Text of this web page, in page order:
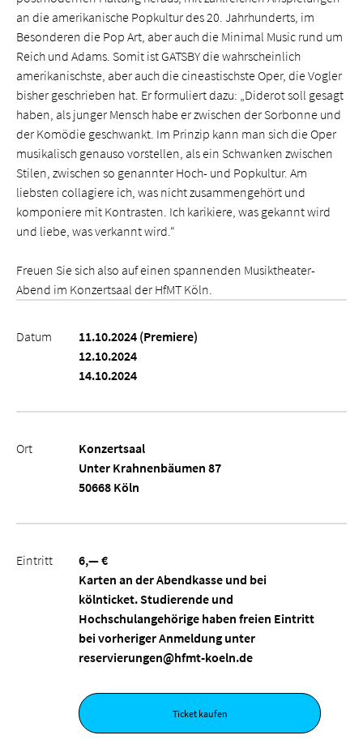
an die amerikanische Popkultur des 20. Jahrhunderts, im
Besonderen die Pop Art, aber auch die Minimal Music rund um
Reich und Adams. Somit ist GATSBY die wahrscheinlich
amerikanischste, aber auch die cineastischste Oper, die Vogler
bisher geschrieben hat. Er formuliert dazu: „Diderot soll gesagt
haben, als junger Mensch habe er zwischen der Sorbonne und
der Komödie geschwankt. Im Prinzip kann man sich die Oper
musikalisch genauso vorstellen, als ein Schwanken zwischen
Stilen, zwischen so genannter Hoch- und Popkultur. Am
liebsten collagiere ich, was nicht zusammengehört und
komponiere mit Kontrasten. Ich karikiere, was gekannt wird
und liebe, was verkannt wird.“
Freuen Sie sich also auf einen spannenden Musiktheater-
Abend im Konzertsaal der HfMT Köln.
Datum
11.10.2024 (Premiere)
12.10.2024
14.10.2024
Ort
Konzertsaal
Unter Krahnenbäumen 87
50668 Köln
Eintritt
6,— €
Karten an der Abendkasse und bei
kölnticket. Studierende und
Hochschulangehörige haben freien Eintritt
bei vorheriger Anmeldung unter
reservierungen@hfmt-koeln.de
Ticket kaufen